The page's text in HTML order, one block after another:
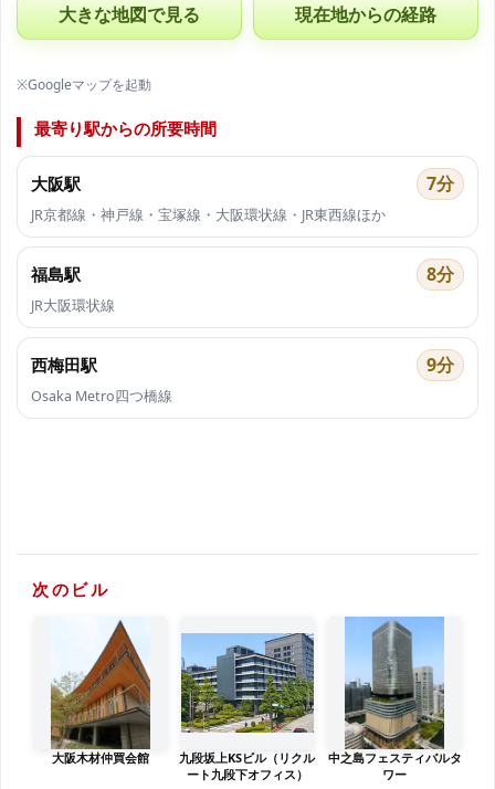
大きな地図で見る 現在地からの経路
※Googleマップを起動
最寄り駅からの所要時間
大阪駅 7分
JR京都線・神戸線・宝塚線・大阪環状線・JR東西線ほか
福島駅 8分
JR大阪環状線
西梅田駅 9分
Osaka Metro四つ橋線
次のビル
大阪木材仲買会館
九段坂上KSビル（リクル
ート九段下オフィス）
中之島フェスティバルタ
ワー